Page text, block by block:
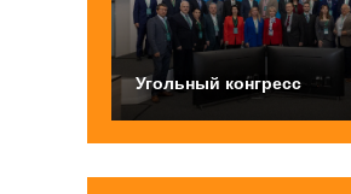
Угольный конгресс